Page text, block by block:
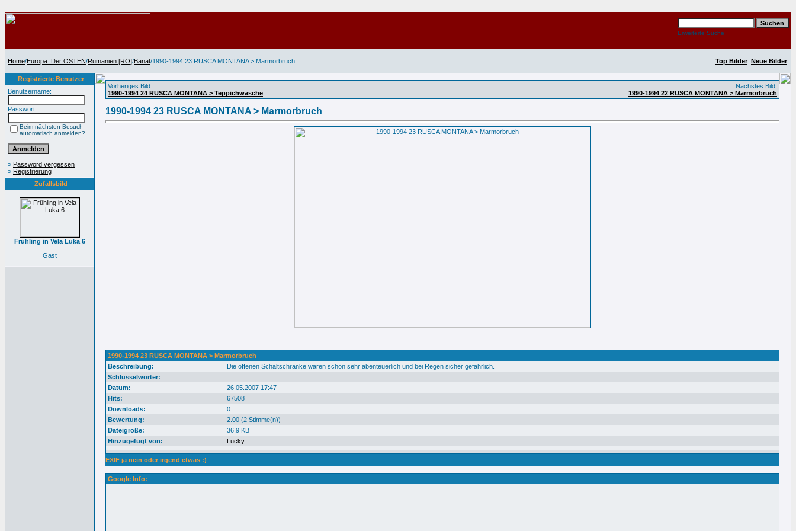
Erweiterte Suche
Home/Europa: Der OSTEN/Rumänien [RO]/Banat/1990-1994 23 RUSCA MONTANA > Marmorbruch Top Bilder Neue Bilder
Registrierte Benutzer
Benutzername:
Passwort:
Beim nächsten Besuch
automatisch anmelden?
» Password vergessen
» Registrierung
Zufallsbild
Frühling in Vela Luka 6
Gast
Vorheriges Bild:
1990-1994 24 RUSCA MONTANA > Teppichwäsche
Nächstes Bild:
1990-1994 22 RUSCA MONTANA > Marmorbruch
1990-1994 23 RUSCA MONTANA > Marmorbruch
1990-1994 23 RUSCA MONTANA > Marmorbruch
Beschreibung:
Die offenen Schaltschränke waren schon sehr abenteuerlich und bei Regen sicher gefährlich.
Schlüsselwörter:
Datum:
26.05.2007 17:47
Hits:
67508
Downloads:
0
Bewertung:
2.00 (2 Stimme(n))
Dateigröße:
36.9 KB
Hinzugefügt von:
Lucky
EXIF ja nein oder irgend etwas :)
Google Info: